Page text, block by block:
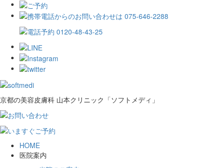
京都の美容皮膚科 山本クリニック「ソフトメディ」
HOME
医院案内